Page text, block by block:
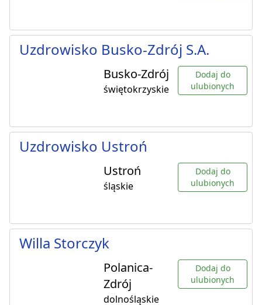
Uzdrowisko Busko-Zdrój S.A.
Busko-Zdrój
świętokrzyskie
Dodaj do
ulubionych
Uzdrowisko Ustroń
Ustroń
śląskie
Dodaj do
ulubionych
Willa Storczyk
Polanica-
Zdrój
dolnośląskie
Dodaj do
ulubionych